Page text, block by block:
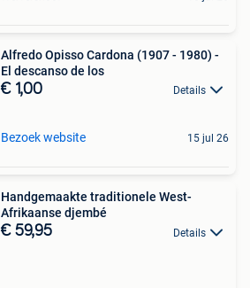
Alfredo Opisso Cardona (1907 - 1980) -
El descanso de los
€ 1,00 Details
Bezoek website 15 jul 26
Handgemaakte traditionele West-
Afrikaanse djembé
€ 59,95 Details